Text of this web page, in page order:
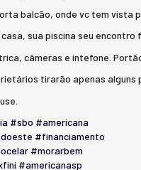
balcão, onde vc tem vista
sua piscina seu encontro
câmeras e intefone.
tirarão apenas alguns
#sbo #americana
#financiamento
#morarbem
#americanasp